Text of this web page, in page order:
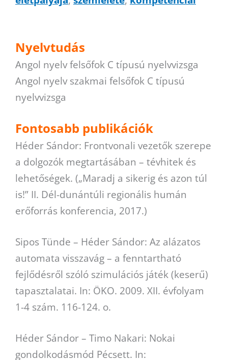
Nyelvtudás
Angol nyelv felsőfok C típusú nyelvvizsga
Angol nyelv szakmai felsőfok C típusú
nyelvvizsga
Fontosabb publikációk
Héder Sándor: Frontvonali vezetők szerepe
a dolgozók megtartásában – tévhitek és
lehetőségek. („Maradj a sikerig és azon túl
is!” II. Dél-dunántúli regionális humán
erőforrás konferencia, 2017.)
Sipos Tünde – Héder Sándor: Az alázatos
automata visszavág – a fenntartható
fejlődésről szóló szimulációs játék (keserű)
tapasztalatai. In: ÖKO. 2009. XII. évfolyam
1-4 szám. 116-124. o.
Héder Sándor – Timo Nakari: Nokai
gondolkodásmód Pécsett. In: